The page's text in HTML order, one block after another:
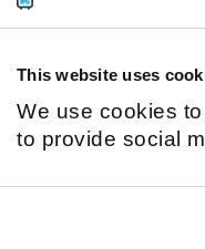
This website uses
We use cookies
to provide social
use of our site
and analytics
NextGeneration EU 計劃